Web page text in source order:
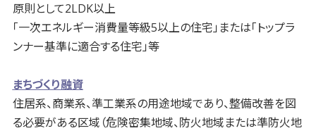
原則として2LDK以上
「一次エネルギー消費量等級5以上の住宅」または「トップラ
ンナー基準に適合する住宅」等
まちづくり融資
住居系、商業系、準工業系の用途地域であり、整備改善を図
る必要がある区域（危険密集地域、防火地域または準防火地